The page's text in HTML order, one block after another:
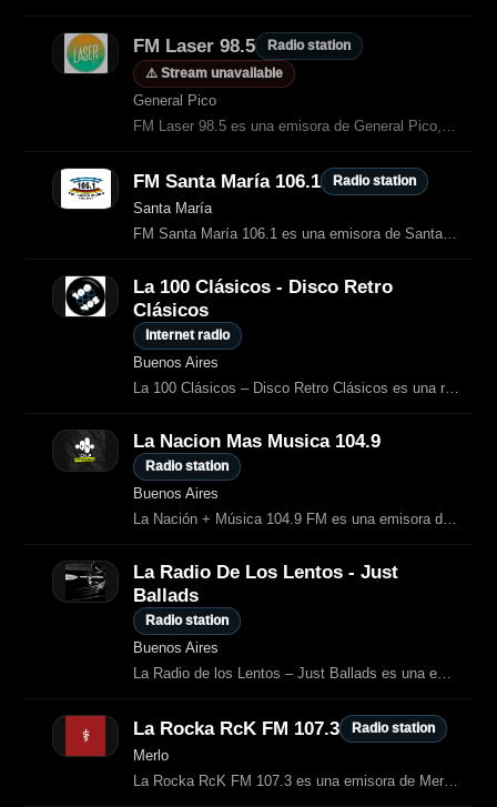
FM Laser 98.5
Radio station
⚠️ Stream unavailable
General Pico
FM Laser 98.5 es una emisora de General Pico, provincia de La Pampa, Argentina.
FM Santa María 106.1 Radio station
Santa María
FM Santa María 106.1 es una emisora de Santa María (Misiones) dedicada al
La 100 Clásicos - Disco Retro
Clásicos
Internet radio
Buenos Aires
La 100 Clásicos – Disco Retro Clásicos es una radio online argentina del grupo
La Nacion Mas Musica 104.9
Radio station
Buenos Aires
La Nación + Música 104.9 FM es una emisora de Buenos Aires dedicada al pop y rock internacional, clásicos de los 80/90 y los éxitos actuales.
La Radio De Los Lentos - Just
Ballads
Radio station
Buenos Aires
La Radio de los Lentos – Just Ballads es una emisora online dedicada a las
La Rocka RcK FM 107.3 Radio station
Merlo
La Rocka RcK FM 107.3 es una emisora de Merlo dedicada al rock nacional e